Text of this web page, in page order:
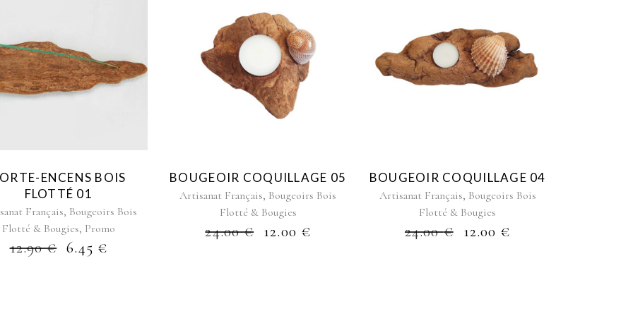
ENCENS BOIS
FLOTTÉ 01
Français, Bougeoirs Bois
Flotté & Bougies, Promo
12.90€ 6.45 €
BOUGEOIR COQUILLAGE 05
Artisanat Français, Bougeoirs Bois
Flotté & Bougies
24.00€ 12.00 €
BOUGEOIR COQUILLAGE 04
Artisanat Français, Bougeoirs Bois
Flotté & Bougies
24.00€ 12.00 €